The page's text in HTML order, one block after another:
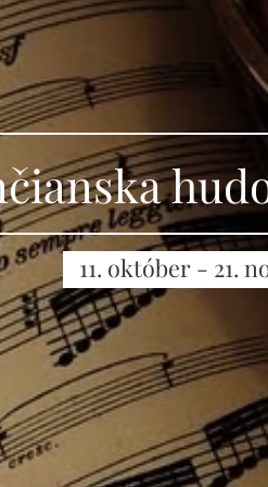
11. október - 21.